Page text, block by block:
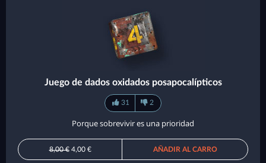
Juego de dados oxidados posapocalípticos
31 2
Porque sobrevivir es una prioridad
8,00 €4,00 € AÑADIR AL CARRO